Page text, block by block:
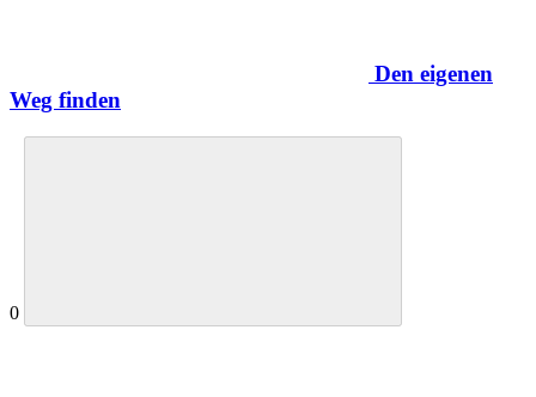
Den eigenen
Weg finden
0